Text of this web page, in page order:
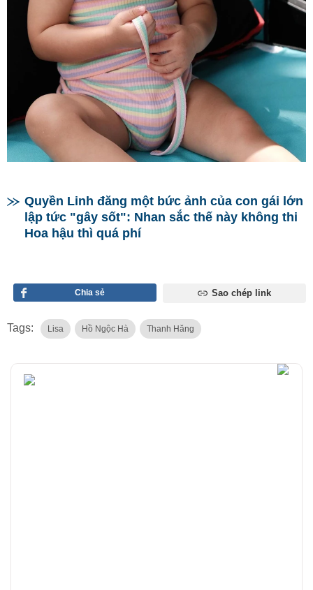
Quyền Linh đăng một bức ảnh của con gái lớn
lập tức "gây sốt": Nhan sắc thế này không thi
Hoa hậu thì quá phí
Chia sẻ Sao chép link
Tags: Lisa Hồ Ngộc Hà Thanh Hăng